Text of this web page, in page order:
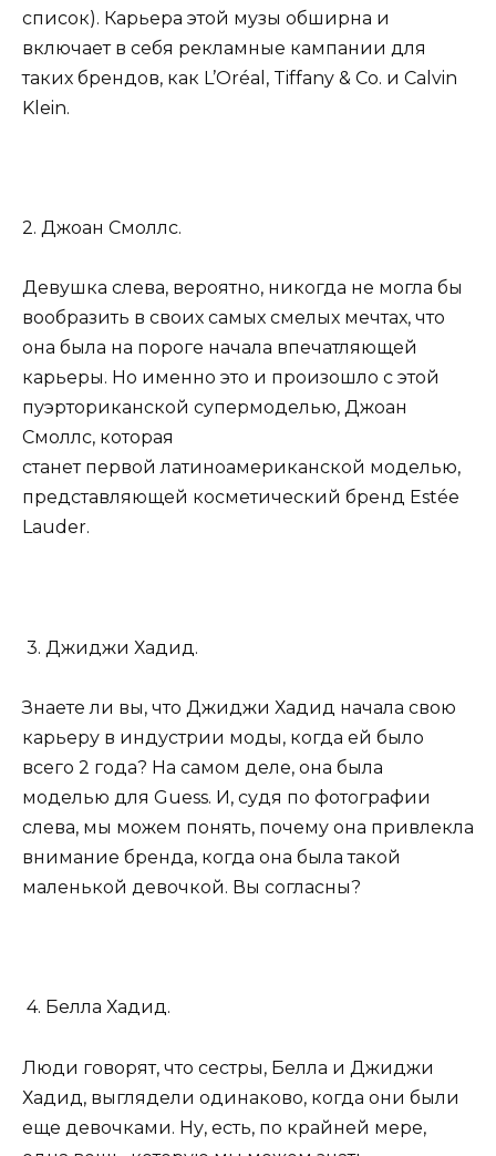
список). Карьера этой музы обширна и
включает в себя рекламные кампании для
таких брендов, как L’Oréal, Tiffany & Co. и Calvin
Klein.
2. Джоан Смоллс.
Девушка слева, вероятно, никогда не могла бы
вообразить в своих самых смелых мечтах, что
она была на пороге начала впечатляющей
карьеры. Но именно это и произошло с этой
пуэрториканской супермоделью, Джоан
Смоллс, которая
станет первой латиноамериканской моделью,
представляющей косметический бренд Estée
Lauder.
3. Джиджи Хадид.
Знаете ли вы, что Джиджи Хадид начала свою
карьеру в индустрии моды, когда ей было
всего 2 года? На самом деле, она была
моделью для Guess. И, судя по фотографии
слева, мы можем понять, почему она привлекла
внимание бренда, когда она была такой
маленькой девочкой. Вы согласны?
4. Белла Хадид.
Люди говорят, что сестры, Белла и Джиджи
Хадид, выглядели одинаково, когда они были
еще девочками. Ну, есть, по крайней мере,